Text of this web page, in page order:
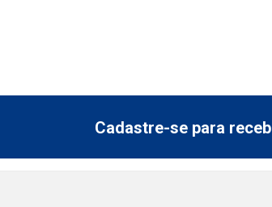
Cadastre-se para